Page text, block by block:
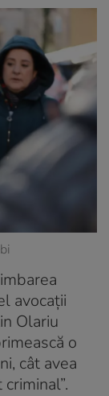
avocaţii
Olariu
o
cât avea